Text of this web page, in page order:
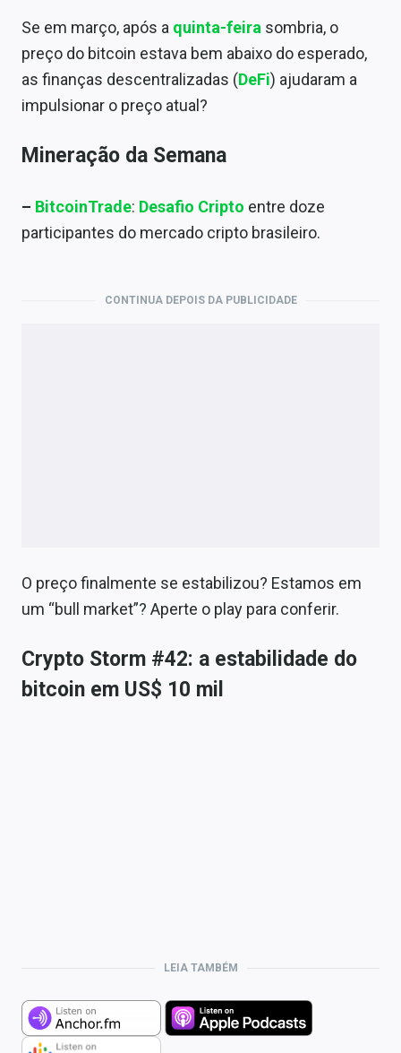
Se em março, após a quinta-feira sombria, o
preço do bitcoin estava bem abaixo do esperado,
as finanças descentralizadas (DeFi) ajudaram a
impulsionar o preço atual?
Mineração da Semana
– BitcoinTrade: Desafio Cripto entre doze
participantes do mercado cripto brasileiro.
CONTINUA DEPOIS DA PUBLICIDADE
O preço finalmente se estabilizou? Estamos em
um “bull market”? Aperte o play para conferir.
Crypto Storm #42: a estabilidade do
bitcoin em US$ 10 mil
LEIA TAMBÉM